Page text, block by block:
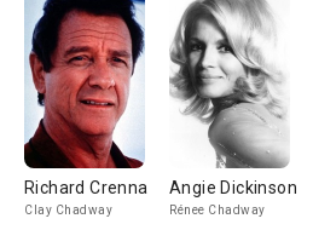
Richard Crenna
Clay Chadway
Angie Dickinson
Rénee Chadway